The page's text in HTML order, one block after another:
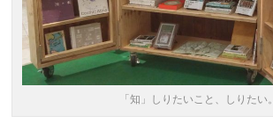
「知」しりたいこと、しりたい。